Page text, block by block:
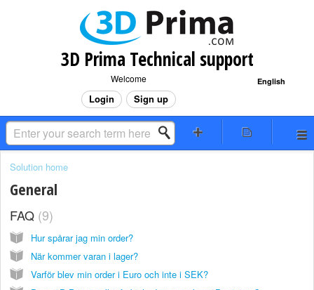
3D Prima Technical support
English
Welcome
Login Sign up
Solution home
General
FAQ 9
Hur spårar jag min order?
När kommer varan i lager?
Varför blev min order i Euro och inte i SEK?